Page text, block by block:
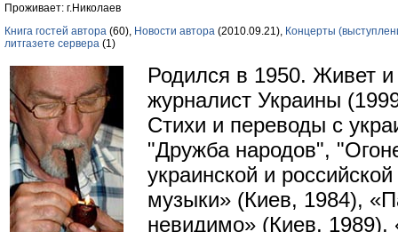
Проживает: г.Николаев
Книга гостей автора (60), Новости автора (2010.09.21), Концерты
литгазете сервера (1)
Родился в 1950. Живет
журналист Украины
Стихи и переводы с
"Дружба народов",
украинской и
музыки» (Киев, 1984),
невидимо» (Киев,